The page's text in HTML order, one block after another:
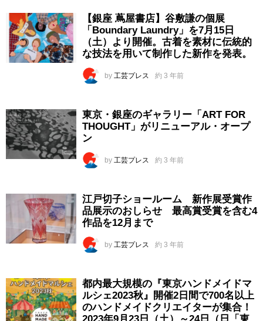
【銀座 蔦屋書店】谷敷謙の個展
「Boundary Laundry」を7月15日
（土）より開催。古着を素材に伝統的
な技法を用いて制作した新作を発表。
by 工芸プレス 約 3 年前
東京・銀座のギャラリー「ART FOR
THOUGHT」がリニューアル・オープ
ン
by 工芸プレス 約 3 年前
江戸切子ショールーム 新作展受賞作
品展示のおしらせ 最高賞受賞を含む4
作品を12月まで
by 工芸プレス 約 3 年前
都内最大規模の『東京ハンドメイドマ
ルシェ2023秋』開催2日間で700名以上
のハンドメイドクリエイターが集合！